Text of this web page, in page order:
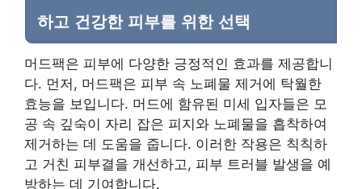
하고 건강한 피부를 위한 선택
머드팩은 피부에 다양한 긍정적인 효과를 제공합니
다. 먼저, 머드팩은 피부 속 노폐물 제거에 탁월한
효능을 보입니다. 머드에 함유된 미세 입자들은 모
공 속 깊숙이 자리 잡은 피지와 노폐물을 흡착하여
제거하는 데 도움을 줍니다. 이러한 작용은 칙칙하
고 거친 피부결을 개선하고, 피부 트러블 발생을 예
방하는 데 기여합니다.